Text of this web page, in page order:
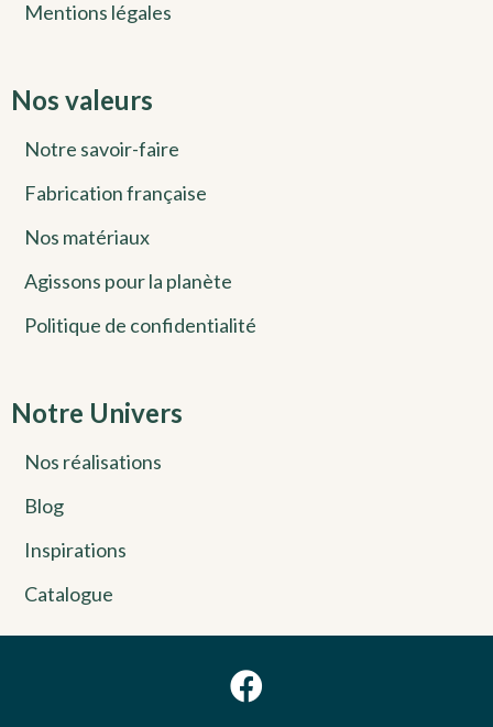
Mentions légales
Nos valeurs
Notre savoir-faire
Fabrication française
Nos matériaux
Agissons pour la planète
Politique de confidentialité
Notre Univers
Nos réalisations
Blog
Inspirations
Catalogue